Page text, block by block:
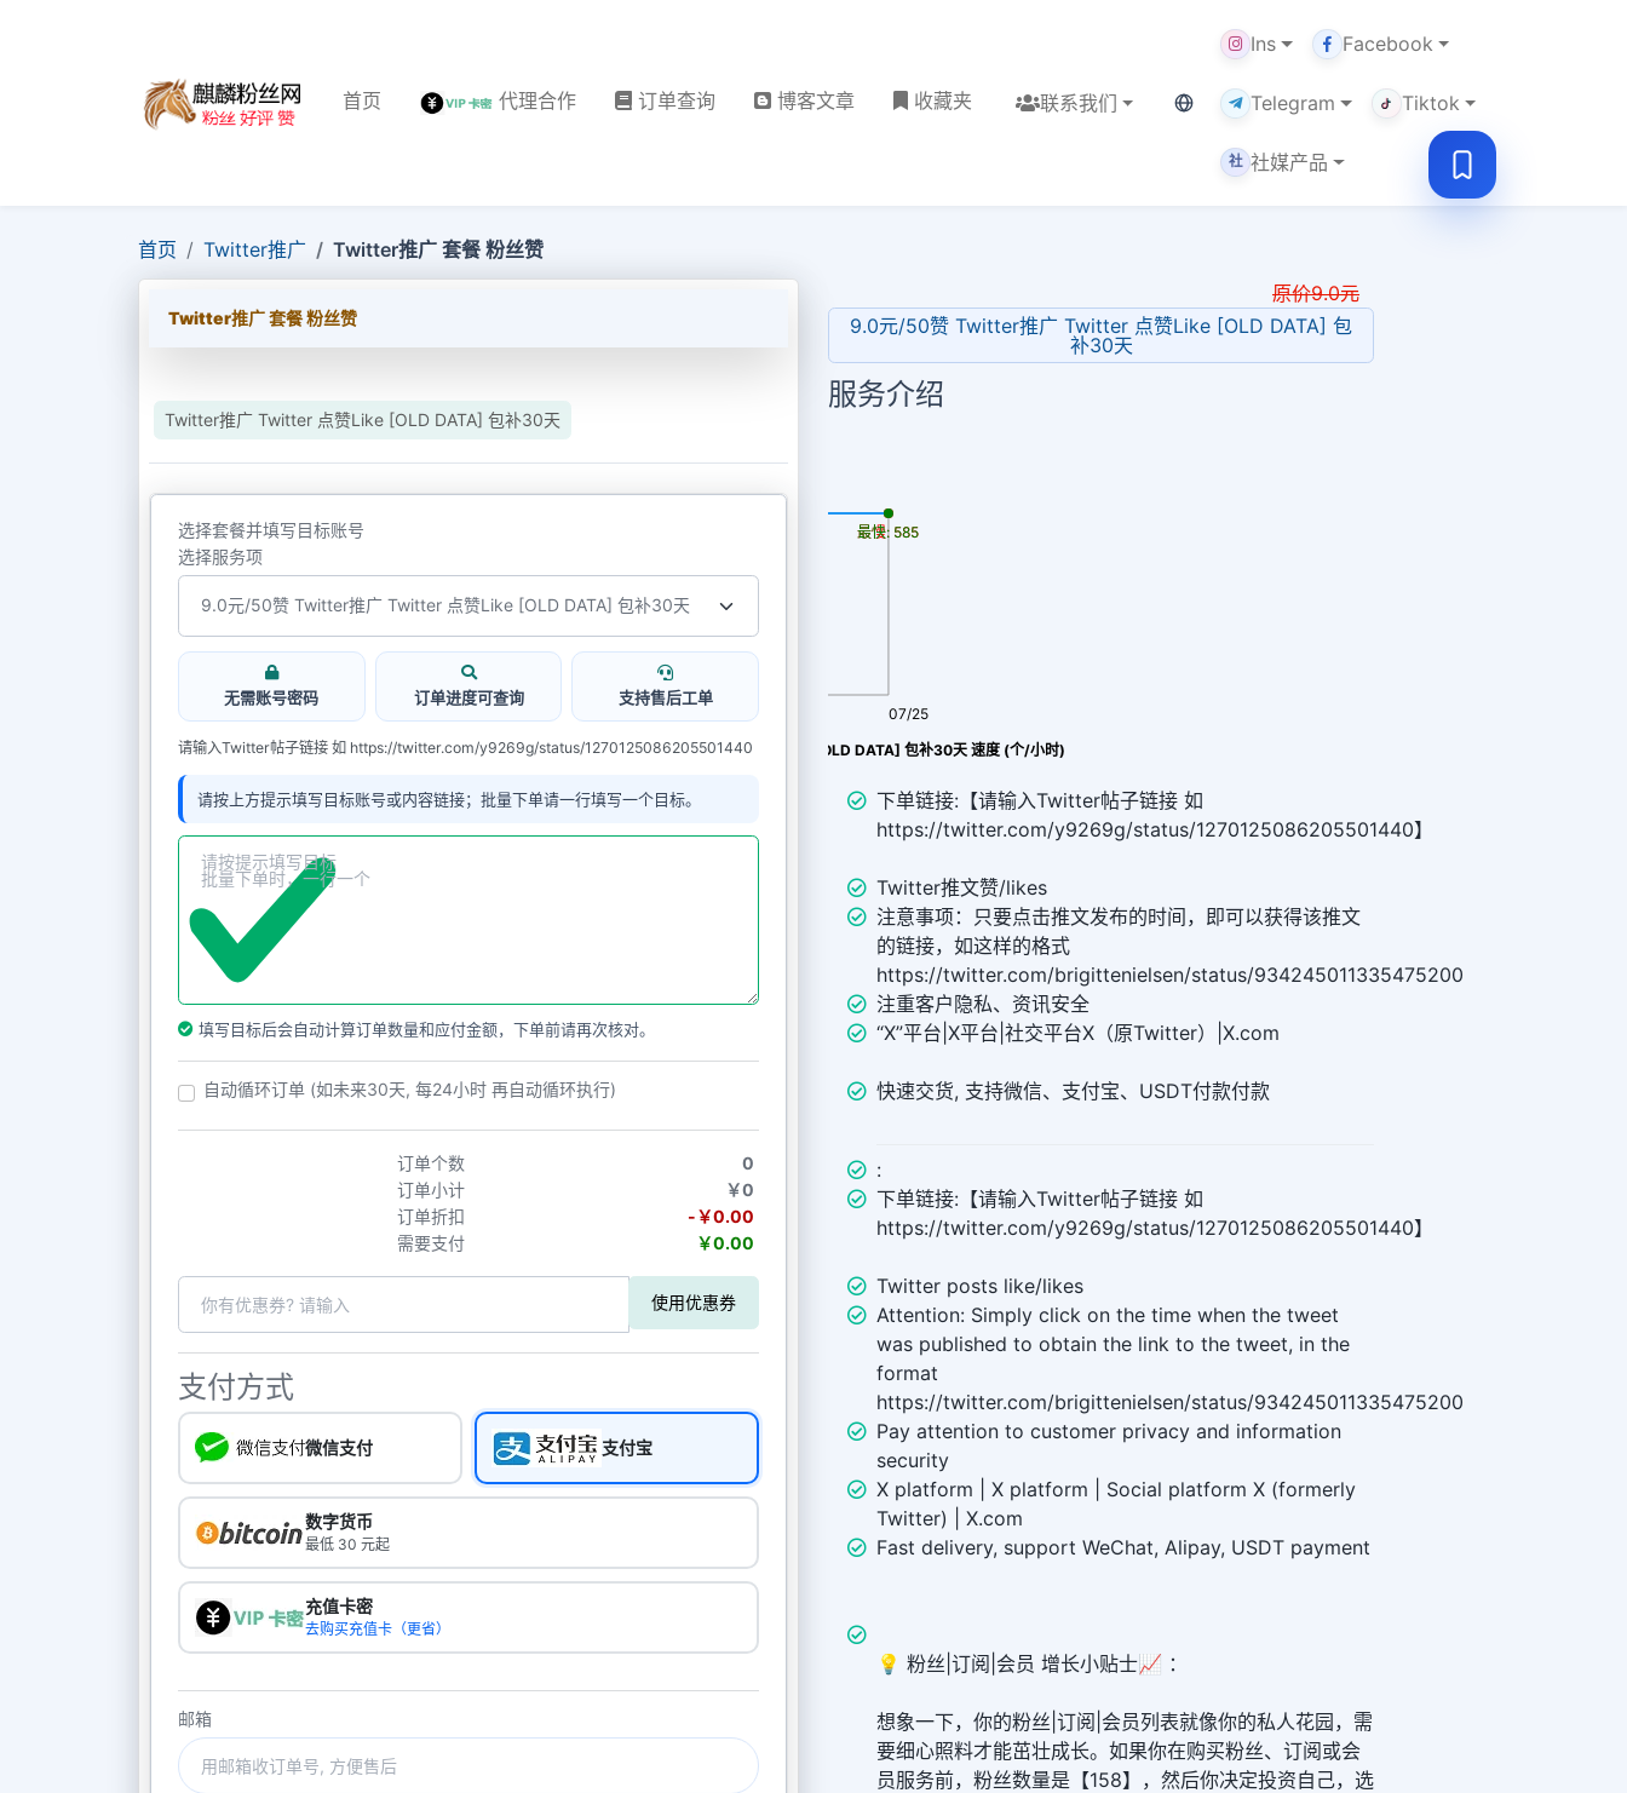
首页 代理合作 订单查询 博客文章 收藏夹 联系我们 当前语言：中文
Ins Facebook
Telegram Tiktok
社 社媒产品
首页 Twitter推广 Twitter推广 套餐 粉丝赞
Twitter推广 套餐 粉丝赞
Twitter推广 Twitter 点赞Like [OLD DATA] 包补30天
选择套餐并填写目标账号
选择服务项
无需账号密码 订单进度可查询 支持售后工单
请输入Twitter帖子链接 如 https://twitter.com/y9269g/status/1270125086205501440
请按上方提示填写目标账号或内容链接；批量下单请一行填写一个目标。
填写目标后会自动计算订单数量和应付金额，下单前请再次核对。
自动循环订单 (如未来30天, 每24小时 再自动循环执行)
订单个数
0
订单小计
￥0
订单折扣
-￥0.00
需要支付
￥0.00
使用优惠券
支付方式
微信支付 支付宝
数字货币
最低 30 元起
充值卡密
去购买充值卡（更省）
邮箱
原价9.0元
9.0元/50赞 Twitter推广 Twitter 点赞Like [OLD DATA] 包
补30天
服务介绍
Twitter推广 Twitter 点赞Like [OLD DATA] 包补30天 速度 (个/小时)
更新时间: 2026-08-07
07/25
08/07
最慢: 585
最快: 585
下单链接:【请输入Twitter帖子链接 如
https://twitter.com/y9269g/status/1270125086205501440】
Twitter推文赞/likes
注意事项：只要点击推文发布的时间，即可以获得该推文
的链接，如这样的格式
https://twitter.com/brigittenielsen/status/934245011335475200
注重客户隐私、资讯安全
“X”平台|X平台|社交平台X（原Twitter）|X.com
快速交货, 支持微信、支付宝、USDT付款付款
:
下单链接:【请输入Twitter帖子链接 如
https://twitter.com/y9269g/status/1270125086205501440】
Twitter posts like/likes
Attention: Simply click on the time when the tweet
was published to obtain the link to the tweet, in the
format
https://twitter.com/brigittenielsen/status/934245011335475200
Pay attention to customer privacy and information
security
X platform | X platform | Social platform X (formerly
Twitter) | X.com
Fast delivery, support WeChat, Alipay, USDT payment
💡 粉丝|订阅|会员 增长小贴士📈 ：
想象一下，你的粉丝|订阅|会员列表就像你的私人花园，需
要细心照料才能茁壮成长。如果你在购买粉丝、订阅或会
员服务前，粉丝数量是【158】，然后你决定投资自己，选